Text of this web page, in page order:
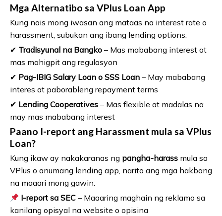
Mga Alternatibo sa VPlus Loan App
Kung nais mong iwasan ang mataas na interest rate o
harassment, subukan ang ibang lending options:
✔ Tradisyunal na Bangko – Mas mababang interest at
mas mahigpit ang regulasyon
✔ Pag-IBIG Salary Loan o SSS Loan – May mababang
interes at paborableng repayment terms
✔ Lending Cooperatives – Mas flexible at madalas na
may mas mababang interest
Paano I-report ang Harassment mula sa VPlus
Loan?
Kung ikaw ay nakakaranas ng pangha-harass mula sa
VPlus o anumang lending app, narito ang mga hakbang
na maaari mong gawin:
I-report sa SEC – Maaaring maghain ng reklamo sa
kanilang opisyal na website o opisina